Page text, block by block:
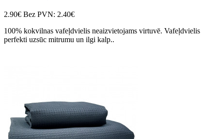
2.90€ Bez PVN: 2.40€
100% kokvilnas vafeļdvielis neaizvietojams virtuvē. Vafeļdvielis
perfekti uzsūc mitrumu un ilgi kalp..